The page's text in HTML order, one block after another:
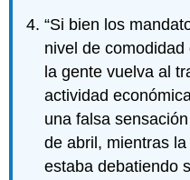
“Si bien los
nivel de
la gente vuelva al
actividad
una falsa
de abril, mientras
estaba debatiendo